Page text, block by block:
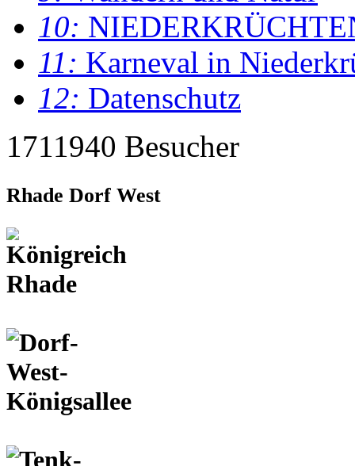
10:
11: Karneval in
12: Datenschutz
1711940 Besucher
Rhade Dorf West